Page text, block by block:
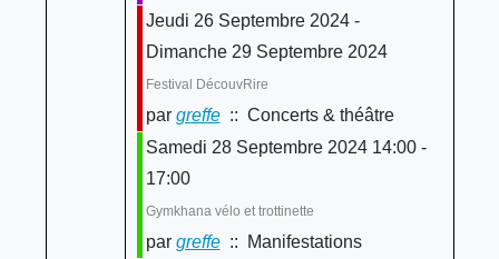
Jeudi 26 Septembre 2024 -
Dimanche 29 Septembre 2024
Festival DécouvRire
par greffe:: Concerts & théâtre
Samedi 28 Septembre 2024 14:00 -
17:00
Gymkhana vélo et trottinette
par greffe:: Manifestations